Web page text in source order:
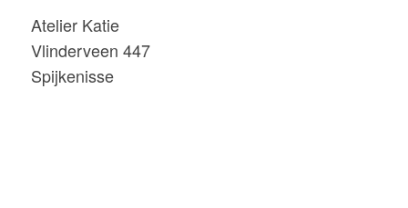
Atelier Katie
Vlinderveen 447
Spijkenisse